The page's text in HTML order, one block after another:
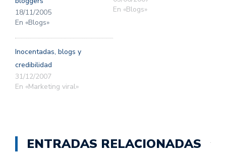
18/11/2005
En «Blogs»
En «Blogs»
Inocentadas, blogs y
credibilidad
31/12/2007
En «Marketing viral»
ENTRADAS RELACIONADAS